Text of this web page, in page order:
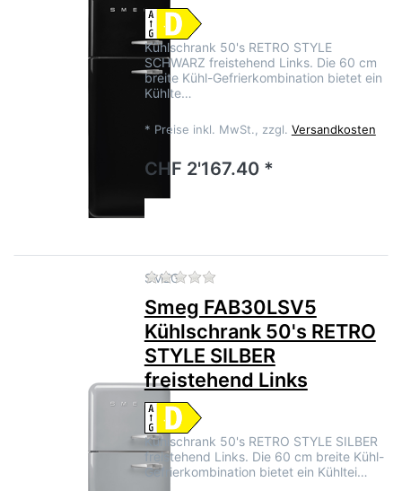
Kühlschrank 50's RETRO STYLE
SCHWARZ freistehend Links. Die 60 cm
breite Kühl-Gefrierkombination bietet ein
Kühlte…
* Preise inkl. MwSt., zzgl. Versandkosten
CHF 2'167.40 *
SMEG Zu diesem Produkt liegen
Smeg FAB30LSV5
Kühlschrank 50's RETRO
STYLE SILBER
freistehend Links
Kühlschrank 50's RETRO STYLE SILBER
freistehend Links. Die 60 cm breite Kühl-
Gefrierkombination bietet ein Kühltei…